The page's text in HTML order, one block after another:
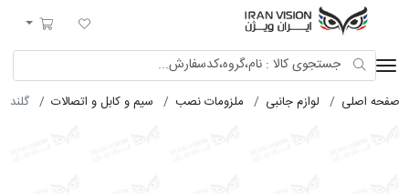
لیست مورد علاقه
سبد خرید
صفحه اصلی لوازم جانبی ملزومات نصب سیم و کابل و اتصالات گلند